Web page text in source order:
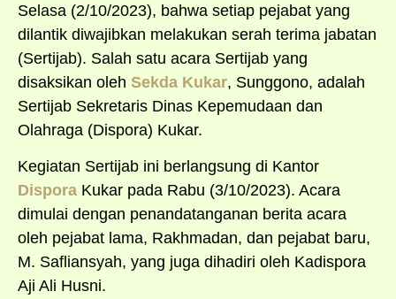
Selasa (2/10/2023), bahwa setiap pejabat yang
dilantik diwajibkan melakukan serah terima jabatan
(Sertijab). Salah satu acara Sertijab yang
disaksikan oleh Sekda Kukar, Sunggono, adalah
Sertijab Sekretaris Dinas Kepemudaan dan
Olahraga (Dispora) Kukar.
Kegiatan Sertijab ini berlangsung di Kantor
Dispora Kukar pada Rabu (3/10/2023). Acara
dimulai dengan penandatanganan berita acara
oleh pejabat lama, Rakhmadan, dan pejabat baru,
M. Safliansyah, yang juga dihadiri oleh Kadispora
Aji Ali Husni.